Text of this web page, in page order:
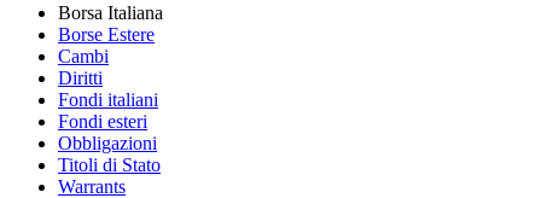
Borsa Italiana
Borse Estere
Cambi
Diritti
Fondi italiani
Fondi esteri
Obbligazioni
Titoli di Stato
Warrants